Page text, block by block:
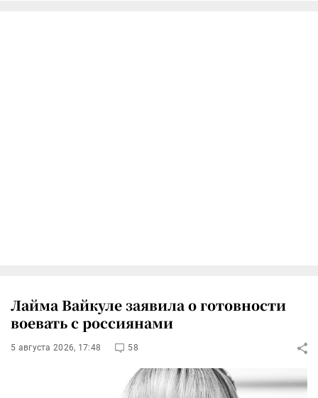
Лайма Вайкуле заявила о готовности
воевать с россиянами
5 августа 2026, 17:48 58